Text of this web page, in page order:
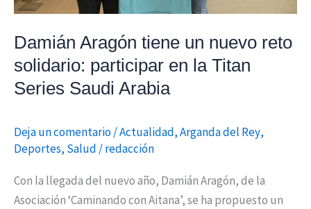
Damián Aragón tiene un nuevo reto
solidario: participar en la Titan
Series Saudi Arabia
Deja un comentario/Actualidad,Arganda del Rey,
Deportes, Salud /redacción
Con la llegada del nuevo año, Damián Aragón, de la
Asociación ‘Caminando con Aitana’, se ha propuesto un
la
Series
Saudi
Arabia